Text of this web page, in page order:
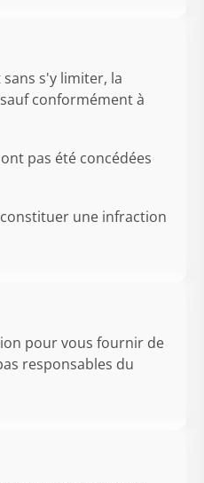
s'y limiter, la
conformément à
pas été concédées
une infraction
pour vous fournir de
responsables du